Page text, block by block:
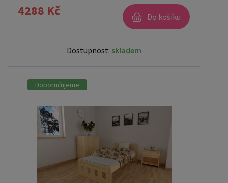
4288 Kč Do košíku
Dostupnost: skladem
Doporučujeme